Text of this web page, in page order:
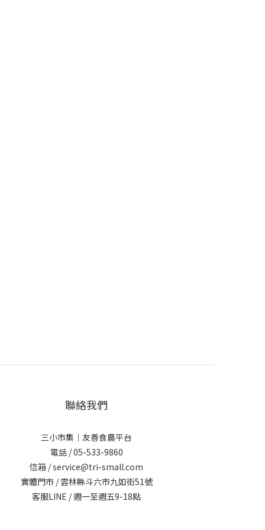
聯絡我們
三小市集｜友善食農平台
電話 / 05-533-9860
信箱 / service@tri-small.com
實體門市 / 雲林縣斗六市九如街51號
客服LINE / 週一至週五9-18點